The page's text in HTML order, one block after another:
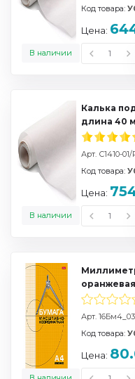
В наличии
Код товара:
Цена:
Калька
длина 40
Арт. С1410-
В наличии
Код товара:
Цена:
оранжевая
Арт.
Код товара:
Цена: